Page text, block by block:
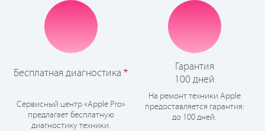
Бесплатная диагностика *
Сервисный центр «Apple Pro»
предлагает бесплатную
диагностику техники.
Гарантия
100 дней
На ремонт техники Apple
предоставляется гарантия:
до 100 дней.